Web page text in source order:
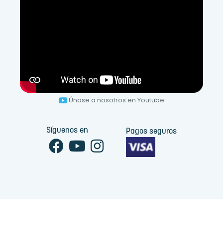
Únase a nosotros en Youtube
Síguenos en Pagos seguros